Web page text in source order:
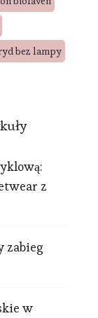
bez lampy
z
zabieg
w